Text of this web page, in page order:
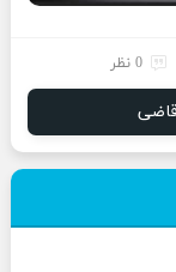
0 نظر